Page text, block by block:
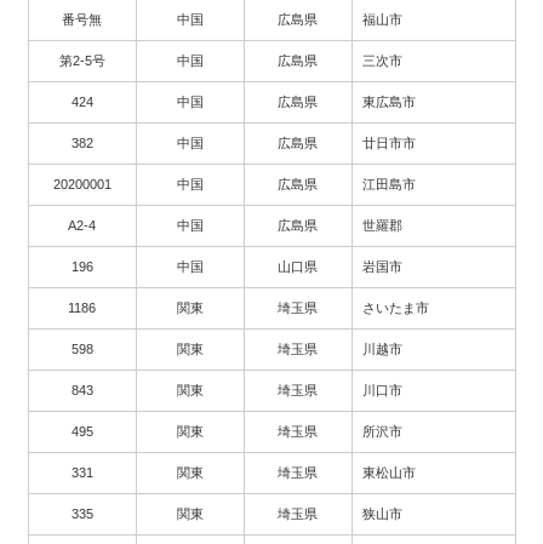
番号無 中国 広島県 福山市
第2-5号 中国 広島県 三次市
424 中国 広島県 東広島市
382 中国 広島県 廿日市市
20200001 中国 広島県 江田島市
A2-4 中国 広島県 世羅郡
196 中国 山口県 岩国市
1186 関東 埼玉県 さいたま市
598 関東 埼玉県 川越市
843 関東 埼玉県 川口市
495 関東 埼玉県 所沢市
331 関東 埼玉県 東松山市
335 関東 埼玉県 狭山市